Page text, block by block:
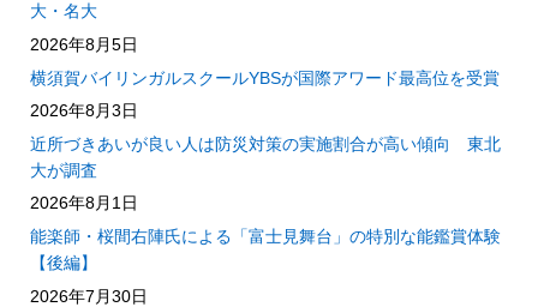
大・名大
2026年8月5日
横須賀バイリンガルスクールYBSが国際アワード最高位を受賞
2026年8月3日
近所づきあいが良い人は防災対策の実施割合が高い傾向 東北
大が調査
2026年8月1日
能楽師・桜間右陣氏による「富士見舞台」の特別な能鑑賞体験
【後編】
2026年7月30日